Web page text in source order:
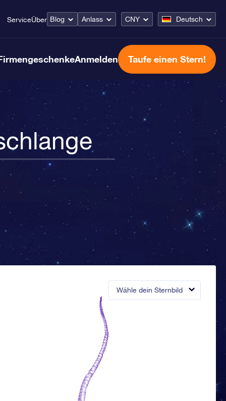
ServiceÜber Blog Anlass CNY Deutsch
Anmelden Taufe einen Stern!
Wähle dein Sternbild